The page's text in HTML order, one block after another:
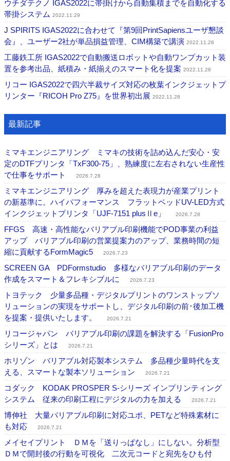
ウチダテクノ IGAS2022に帯掛けから自動集積までを自動化する
帯掛システム 2022.11.29
J SPIRITS IGAS2022に合わせて『第9回PrintSapiensユーザ懇談
会』、ユーザー2社が単品損益管理、CIM構築で講演 2022.11.28
工藤鉄工所 IGAS2022で自動搬送ロボットや自動ワンプカット装
置を参考出品、紙積み・紙揃えのスマート化を提案 2022.11.28
リコー IGAS2022で四六半裁サイズ対応の枚葉インクジェットプ
リンター『RICOH Pro Z75』を世界初出展 2022.11.28
最新記事
ミマキエンジニアリング ミマキの技術を詰め込んだ安心・安
定のDTFプリンタ「TxF300-75」、熟練度に左右されない生産性
で仕事をサポート
2026.7.28
ミマキエンジニアリング 厚みを超えた表現力が産業プリント
の新基準に。ハイパフォーマンス フラットベッドUV-LED方式
インクジェットプリンタ「UJF-7151 plusⅡe」
2026.7.28
FFGS 高速・高性能なバリアブル印刷機能でPOD事業の利益
アップ バリアブル印刷の営業提案力のアップ、業務時間の短
縮に貢献するFormMagic5
2026.7.23
SCREEN GA PDFormstudio 多様なバリアブル印刷のデータ
作成をスマート＆フレキシブルに
2026.7.23
トヨテック 少量多品種・デジタルプリントのワンストップソ
リューションの実現をサポートし、デジタル印刷の前･後加工機
を提案・提供いたします。
2026.7.21
リコージャパン バリアブル印刷の課題を解決する「FusionPro
シリーズ」とは
2026.7.21
ホリゾン バリアブル対応製本システム 多品種少量時代を支
える、スマートな製本ソリューション
2026.7.21
コダック KODAK PROSPER S-シリーズ インプリンティング
システム 従来の印刷工程にデジタルの力を加える
2026.7.21
博伸社 大量バリアブル印刷に対応ユポ、PETなど特殊素材に
も対応
2026.7.21
メイセイプリント ＤＭを「送りっぱなし」にしない。分析型
ＤＭで開封後の行動を可視化 二次元コードと宛先をひも付